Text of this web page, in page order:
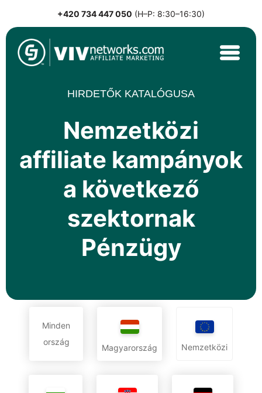
to
content
+420 734 447 050 (H–P: 8:30–16:30)
VIVnetworks.com
Nejvýkonnější affiliate síť v CEE
HIRDETŐK KATALÓGUSA
Nemzetközi
affiliate kampányok
a következő
szektornak
Pénzügy
Minden
ország
Magyarország Nemzetközi